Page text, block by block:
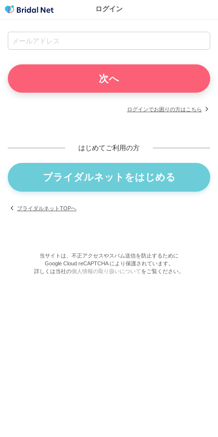
ログイン
ログインでお困りの方はこちら
はじめてご利用の方
ブライダルネットをはじめる
ブライダルネットTOPへ
当サイトは、不正アクセスやスパム送信を防止するために
Google Cloud reCAPTCHA により保護されています。
詳しくは当社の個人情報の取り扱いについてをご覧ください。